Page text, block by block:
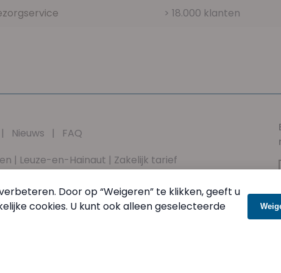
> 18.000 klanten
| Nieuws | FAQ
| Leuze-en-Hainaut | Zakelijk tarief
|Nuttige documenten|Contactformulier
vrijdag van 8u00 tot 17u00 en zaterdag van 9u00 tot 12u00
Door op “Weigeren” te klikken, geeft u
cookies. U kunt ook alleen geselecteerde